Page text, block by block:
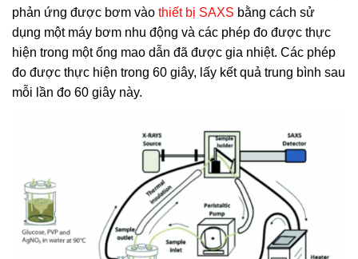
phản ứng được bơm vào thiết bị SAXS bằng cách sử
dụng một máy bơm nhu động và các phép đo được thực
hiện trong một ống mao dẫn đã được gia nhiệt. Các phép
đo được thực hiện trong 60 giây, lấy kết quả trung bình sau
mỗi lần đo 60 giây này.